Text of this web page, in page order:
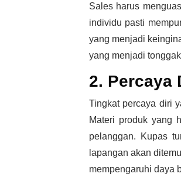
Sales harus
individu pasti
yang menjadi
yang menjadi
2. Percaya
Tingkat percaya diri
Materi produk yang
pelanggan. Kupas
lapangan akan
mempengaruhi daya